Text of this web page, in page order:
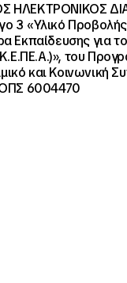
ΗΛΕΚΤΡΟΝΙΚΟΣ
3 «Υλικό
Εκπαίδευσης για
του
και Κοινωνική
6004470